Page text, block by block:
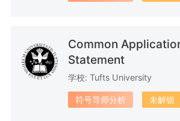
28篇文书 6篇文书
Common
Statement
学校: Tufts University
符号导师分析 未解锁